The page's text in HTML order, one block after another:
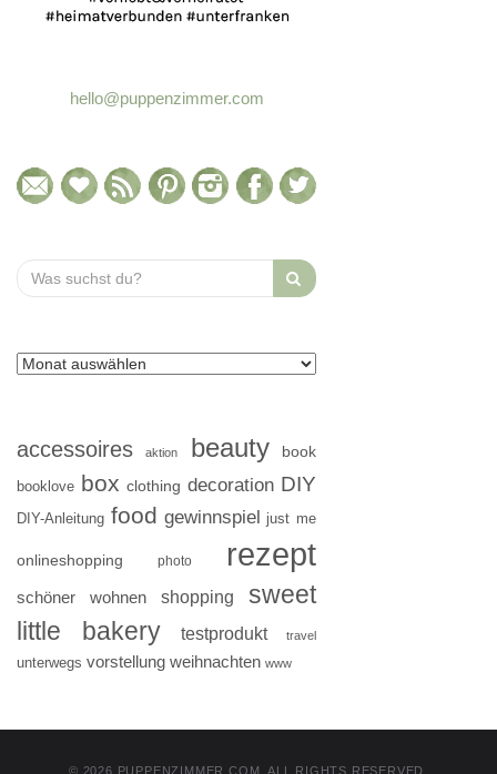
hello@puppenzimmer.com
Search
for:
accessoires aktion beauty book
booklove box clothing decoration DIY
DIY-Anleitung food gewinnspiel just me
onlineshopping photo rezept
schöner wohnen shopping
sweet
little bakery
testprodukt travel
unterwegs vorstellung weihnachten www
© 2026 PUPPENZIMMER.COM. ALL RIGHTS RESERVED.